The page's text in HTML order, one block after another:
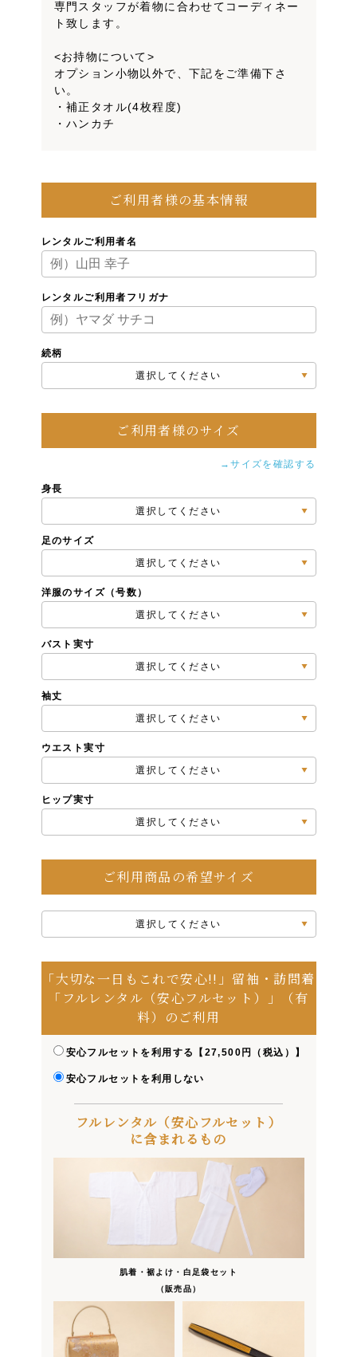
専門スタッフが着物に合わせてコーディネー
ト致します。
<お持物について>
オプション小物以外で、下記をご準備下さ
い。
・補正タオル(4枚程度)
・ハンカチ
ご利用者様の基本情報
レンタルご利用者名
レンタルご利用者フリガナ
続柄
選択してください
ご利用者様のサイズ
→サイズを確認する
身長
選択してください
足のサイズ
選択してください
洋服のサイズ（号数）
選択してください
バスト実寸
選択してください
袖丈
選択してください
ウエスト実寸
選択してください
ヒップ実寸
選択してください
ご利用商品の希望サイズ
選択してください
「大切な一日もこれで安心!!」留袖・訪問着
「フルレンタル（安心フルセット）」（有
料）のご利用
安心フルセットを利用する【27,500円（税込）】
安心フルセットを利用しない
フルレンタル（安心フルセット）
に含まれるもの
肌着・裾よけ・白足袋セット
（販売品）